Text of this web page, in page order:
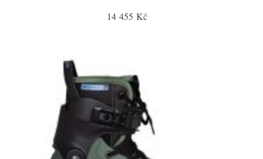
14 455 Kč